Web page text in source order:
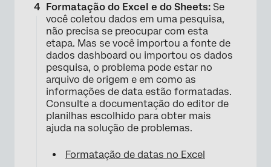
Formatação do Excel e do Sheets: Se
você coletou dados em uma pesquisa,
não precisa se preocupar com esta
etapa. Mas se você importou a fonte de
dados dashboard ou importou os dados
pesquisa, o problema pode estar no
arquivo de origem e em como as
informações de data estão formatadas.
Consulte a documentação do editor de
planilhas escolhido para obter mais
ajuda na solução de problemas.
Formatação de datas no Excel